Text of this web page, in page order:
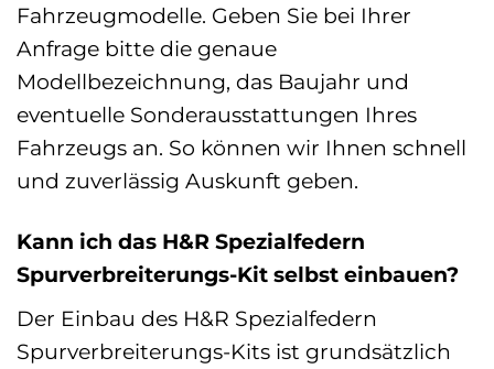
Fahrzeugmodelle. Geben Sie bei Ihrer
Anfrage bitte die genaue
Modellbezeichnung, das Baujahr und
eventuelle Sonderausstattungen Ihres
Fahrzeugs an. So können wir Ihnen schnell
und zuverlässig Auskunft geben.
Kann ich das H&R Spezialfedern
Spurverbreiterungs-Kit selbst einbauen?
Der Einbau des H&R Spezialfedern
Spurverbreiterungs-Kits ist grundsätzlich